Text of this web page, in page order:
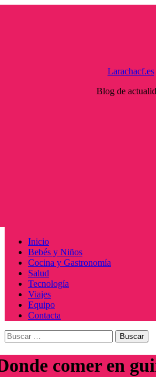
Larachacf.es
Blog de
Menú
principal
Inicio
Bebés y Niños
Cocina y Gastronomía
Salud
Tecnología
Viajes
Equipo
Contacta
Buscar:
comer en